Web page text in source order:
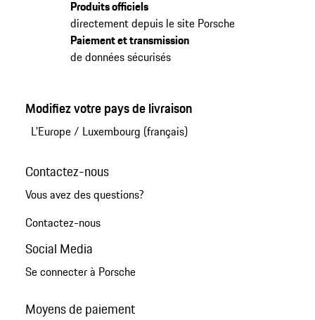
Produits officiels
directement depuis le site Porsche
Paiement et transmission
de données sécurisés
Modifiez votre pays de livraison
L'Europe/ Luxembourg (français)
Contactez-nous
Vous avez des questions?
Contactez-nous
Social Media
Se connecter à Porsche
Moyens de paiement